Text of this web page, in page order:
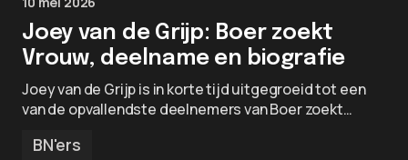
Joey van de Grijp: Boer zoekt
Vrouw, deelname en biografie
Joey van de Grijp is in korte tijd uitgegroeid tot een
van de opvallendste deelnemers van Boer zoekt…
BN'ers